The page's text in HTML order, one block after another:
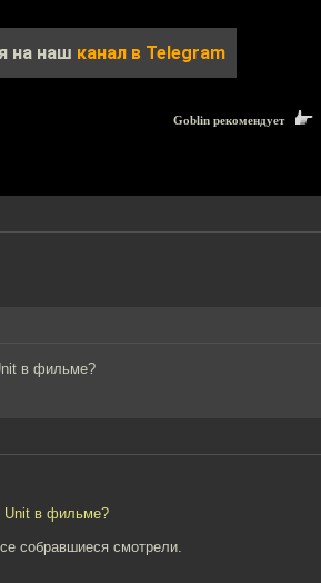
на наш канал в Telegram
Goblin рекомендует
в фильме?
Unit в фильме?
собравшиеся смотрели.